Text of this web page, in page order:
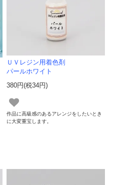
ＵＶレジン用着色剤
パールホワイト
380円(税34円)
作品に高級感のあるアレンジをしたいとき
に大変重宝します。